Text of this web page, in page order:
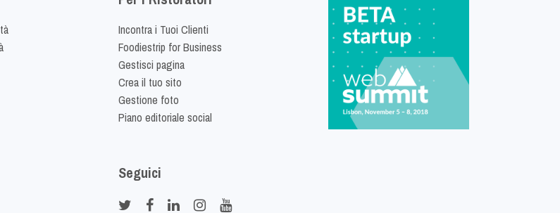
Incontra i Tuoi Clienti
Foodiestrip for Business
Gestisci pagina
Crea il tuo sito
Gestione foto
Piano editoriale social
Seguici